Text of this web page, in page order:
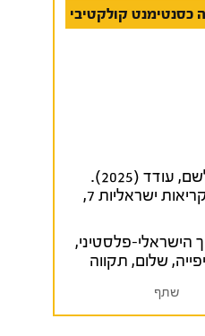
כסנטימנט קולקטיבי
אדומי לשם, עודד (2025).
תקווה כאסטרטגיה. קריאות ישראליות 7,
הישראלי-פלסטיני,
,שלום, תקווה
שתף